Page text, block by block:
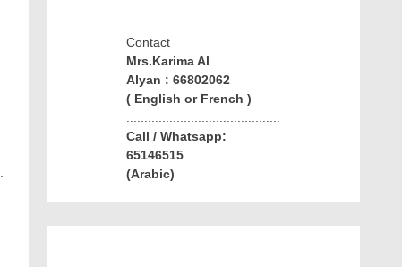
Contact
Mrs.Karima Al
Alyan : 66802062
( English or French )
...........................................
Call / Whatsapp:
65146515
(Arabic)